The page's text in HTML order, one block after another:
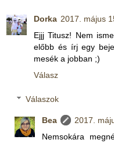
Dorka 2017. május
Ejjj Titusz! Nem
előbb és írj egy
mesék a jobban ;)
Válasz
Válaszok
Bea
2017.
Nemsokára